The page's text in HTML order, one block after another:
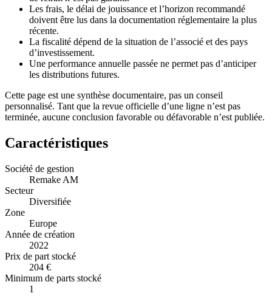
Les frais, le délai de jouissance et l’horizon recommandé
doivent être lus dans la documentation réglementaire la plus
récente.
La fiscalité dépend de la situation de l’associé et des pays
d’investissement.
Une performance annuelle passée ne permet pas d’anticiper
les distributions futures.
Cette page est une synthèse documentaire, pas un conseil
personnalisé. Tant que la revue officielle d’une ligne n’est pas
terminée, aucune conclusion favorable ou défavorable n’est publiée.
Caractéristiques
Société de gestion
Remake AM
Secteur
Diversifiée
Zone
Europe
Année de création
2022
Prix de part stocké
204 €
Minimum de parts stocké
1